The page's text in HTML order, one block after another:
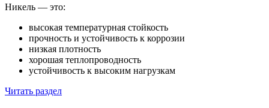
Никель — это:
высокая температурная стойкость
прочность и устойчивость к коррозии
низкая плотность
хорошая теплопроводность
устойчивость к высоким нагрузкам
Читать раздел